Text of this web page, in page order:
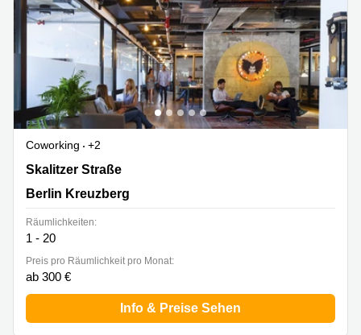
Coworking
+2
Skalitzer Straße 104, Berlin Kreuzberg
Skalitzer Straße
Berlin Kreuzberg
Räumlichkeiten:
1 - 20
Preis pro Räumlichkeit pro Monat:
ab 300 €
Info & Preise Sehen